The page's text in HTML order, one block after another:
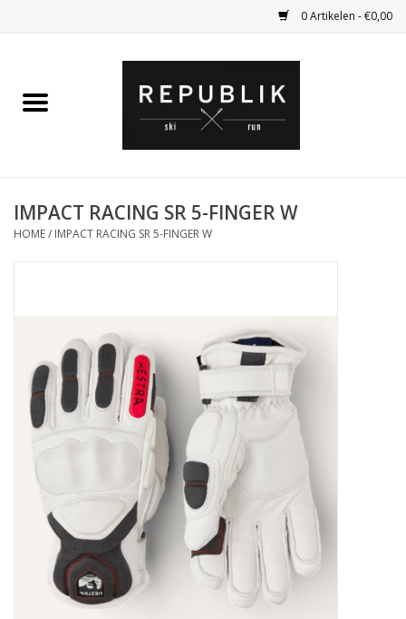
0 Artikelen - €0,00
Bagage
Fietsen
Running
IMPACT RACING SR 5-FINGER W
HOME/ IMPACT RACING SR 5-FINGER W